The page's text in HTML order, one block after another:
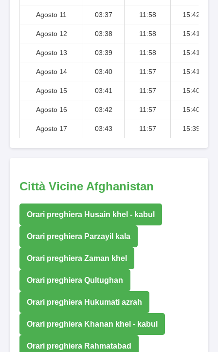
Agosto 11 03:37 11:58 15:42
Agosto 12 03:38 11:58 15:41
Agosto 13 03:39 11:58 15:41
Agosto 14 03:40 11:57 15:41
Agosto 15 03:41 11:57 15:40
Agosto 16 03:42 11:57 15:40
Agosto 17 03:43 11:57 15:39
Città Vicine Afghanistan
Orari preghiera Husain khel - kabul
Orari preghiera Parzayil kala
Orari preghiera Zaman khel
Orari preghiera Qultughan
Orari preghiera Hukumati azrah
Orari preghiera Khanan khel - kabul
Orari preghiera Rahmatabad